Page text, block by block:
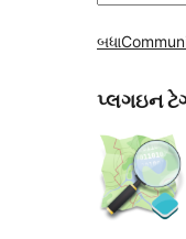
બધા
પ્લગઇન